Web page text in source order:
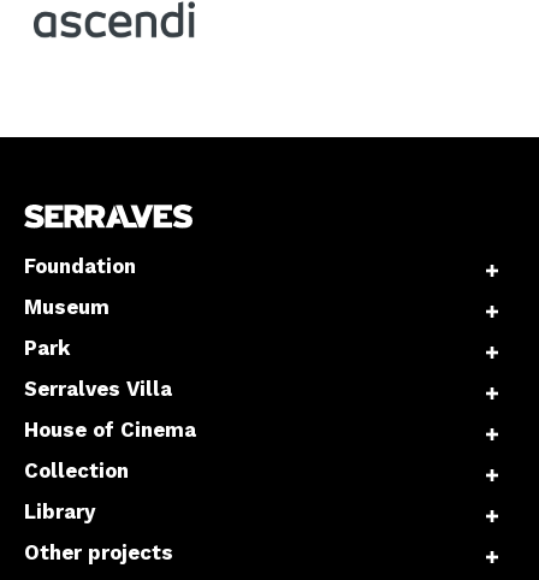
Foundation
Museum
Park
Serralves Villa
House of Cinema
Collection
Library
Other projects